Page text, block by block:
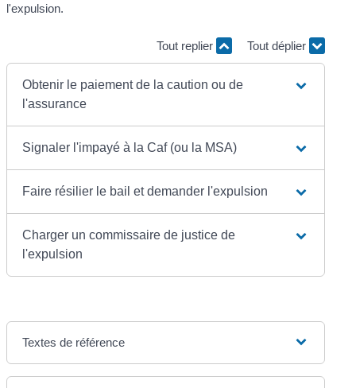
l'expulsion.
Tout replier Tout déplier
Obtenir le paiement de la caution ou de
l'assurance
Signaler l'impayé à la Caf (ou la MSA)
Faire résilier le bail et demander l'expulsion
Charger un commissaire de justice de
l'expulsion
Textes de référence